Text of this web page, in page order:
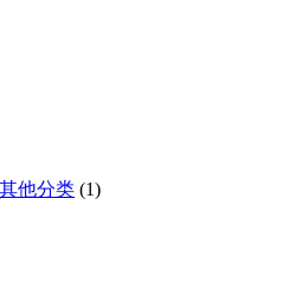
其他分类 (1)